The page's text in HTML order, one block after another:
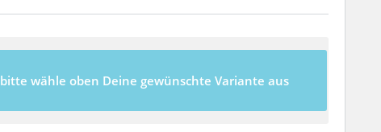
bitte wähle oben Deine gewünschte Variante aus